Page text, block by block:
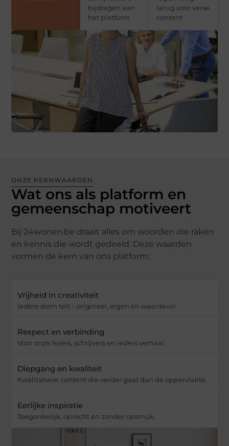
bijdragen aan
het platform
terug voor verse
content
ONZE KERNWAARDEN
Wat ons als platform en
gemeenschap motiveert
Bij 24wonen.be draait alles om woorden die raken
en kennis die wordt gedeeld. Deze waarden
vormen de kern van ons platform:
Vrijheid in creativiteit
Iedere stem telt – origineel, eigen en waardevol.
Respect en verbinding
Voor onze lezers, schrijvers en ieders verhaal.
Diepgang en kwaliteit
Kwalitatieve content die verder gaat dan de oppervlakte.
Eerlijke inspiratie
Toegankelijk, oprecht en zonder opsmuk.